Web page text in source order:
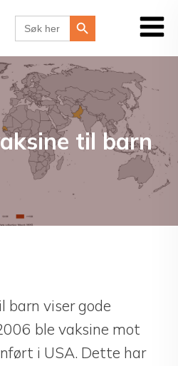
Search
for:
Search Button
til barn
barn viser gode
ble vaksine mot
i USA. Dette har